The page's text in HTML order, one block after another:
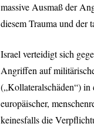
massive Ausmaß der
diesem Trauma und der
Israel verteidigt sich
Angriffen auf
(„Kollateralschäden“)
europäischer,
keinesfalls die